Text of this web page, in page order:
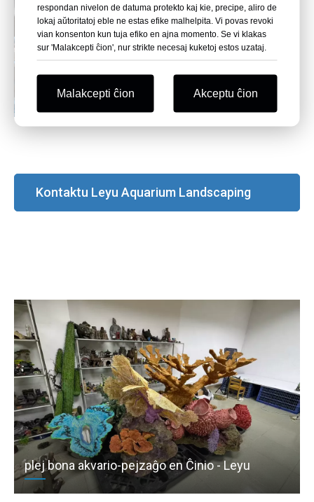
Kontaktu Leyu Aquarium Landscaping
plej bona akvario-pejzaĝo en Ĉinio - Leyu
respondan nivelon de datuma protekto kaj kie, precipe, aliro de
lokaj aŭtoritatoj eble ne estas efike malhelpita. Vi povas revoki
vian konsenton kun tuja efiko en ajna momento. Se vi klakas
sur 'Malakcepti ĉion', nur strikte necesaj kuketoj estos uzataj.
Malakcepti ĉion Akceptu ĉion